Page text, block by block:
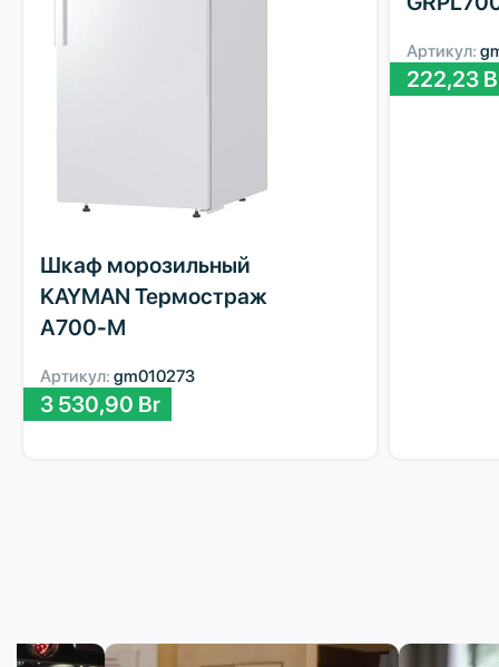
Шкаф морозильный
KAYMAN Термостраж
А700-М
Артикул: gm010273
3 530,90 Br
Артикул:
222,23